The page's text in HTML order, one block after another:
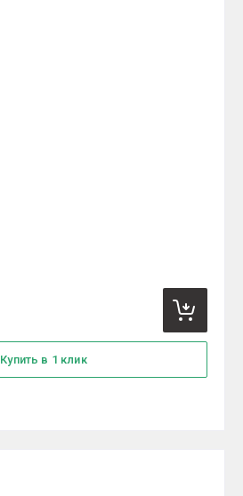
Купить в 1 клик